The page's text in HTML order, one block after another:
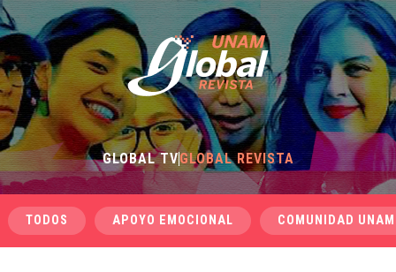
GLOBAL TVGLOBAL REVISTA
TODOS APOYO EMOCIONAL COMUNIDAD UNAM